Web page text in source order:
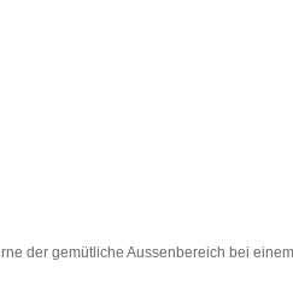
der gemütliche Aussenbereich bei